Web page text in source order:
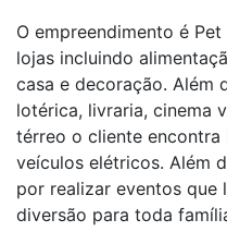
O empreendimento é
lojas incluindo
casa e decoração. Além
lotérica, livraria, cinema
térreo o cliente
veículos elétricos. Além
por realizar eventos que
diversão para toda